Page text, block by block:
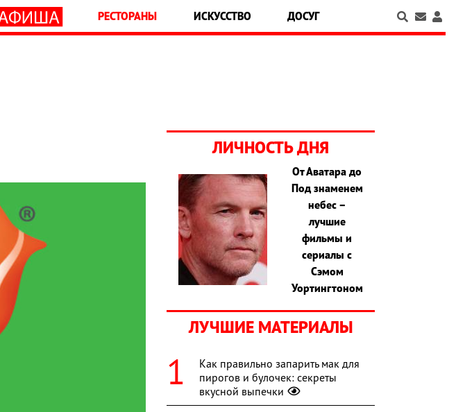
РЕСТОРАНЫ ИСКУССТВО ДОСУГ
ЛИЧНОСТЬ ДНЯ
От Аватара до
Под знаменем
небес –
лучшие
фильмы и
сериалы с
Сэмом
Уортингтоном
ЛУЧШИЕ МАТЕРИАЛЫ
Как правильно запарить мак для
пирогов и булочек: секреты
вкусной выпечки